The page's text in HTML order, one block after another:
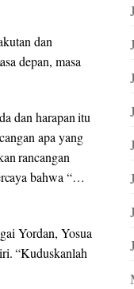
dan
depan, masa
dan harapan itu
apayang
rancangan
bahwa “…
Yordan, Yosua
“Kuduskanlah